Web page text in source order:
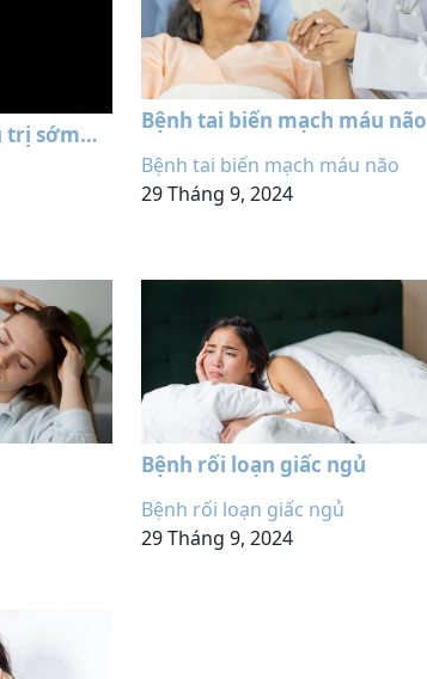
trị sớm
Bệnh tai biến mạch máu não
Bệnh tai biến mạch máu não
29 Tháng 9, 2024
Bệnh rối loạn giấc ngủ
Bệnh rối loạn giấc ngủ
29 Tháng 9, 2024